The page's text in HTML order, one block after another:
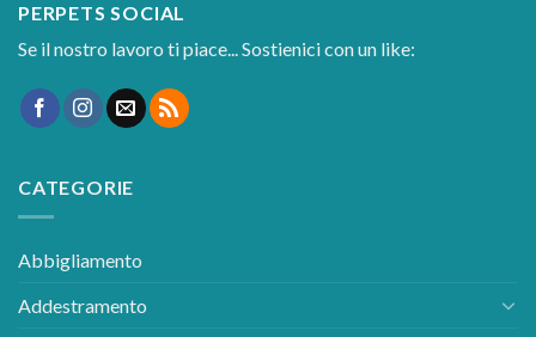
PERPETS SOCIAL
Se il nostro lavoro ti piace... Sostienici con un like:
CATEGORIE
Abbigliamento
Addestramento